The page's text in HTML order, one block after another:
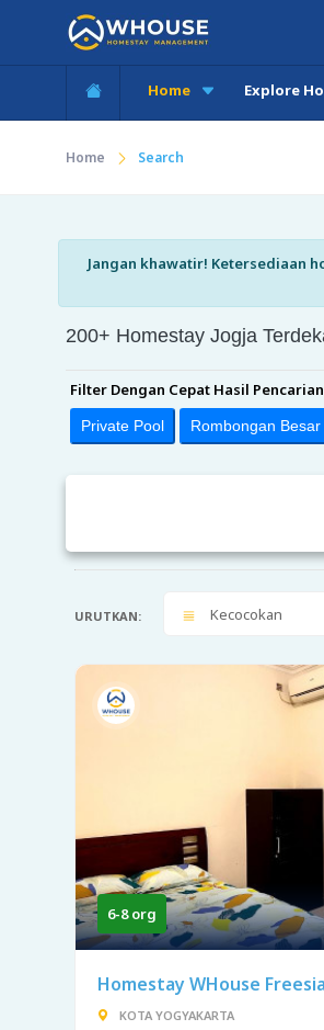
Home Explore
Home Search
Jangan khawatir! Ketersediaan
200+ Homestay Jogja
Filter Dengan Cepat Hasil
Private Pool Rombongan Besar
URUTKAN: Kecocokan
6-8 org
Homestay WHouse
KOTA YOGYAKARTA